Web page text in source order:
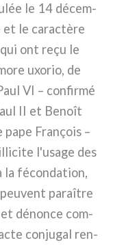
le 14 décem­
le carac­tè­re
ont reçu le
uxo­rio, de
VI – con­fir­mé
II et Benoît
François –
l'usage des
la fécon­da­tion,
para­î­tre
et dénon­ce com­
con­ju­gal ren­